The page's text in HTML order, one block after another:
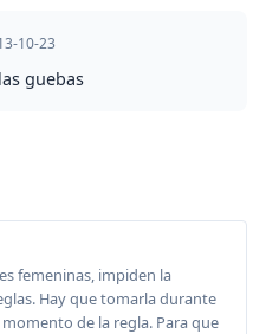
10-23
guebas
femeninas, impiden la
Hay que tomarla durante
momento de la regla. Para que